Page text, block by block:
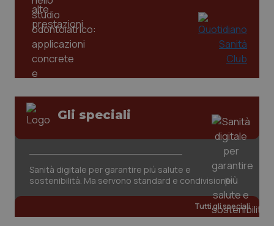
Gli speciali
Sanità digitale per garantire più salute e
sostenibilità. Ma servono standard e condivisione
Tutti gli speciali
tracking-sites-ironfish-
www.quotidianosanita.it
2
session-id
_ga
Google LLC
.quotidianosanita.it
1
mese